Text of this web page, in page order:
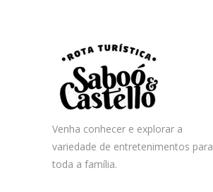
Venha conhecer e explorar a
variedade de entretenimentos para
toda a família.